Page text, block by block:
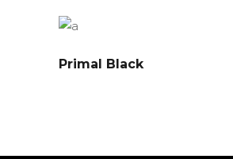
Primal Black